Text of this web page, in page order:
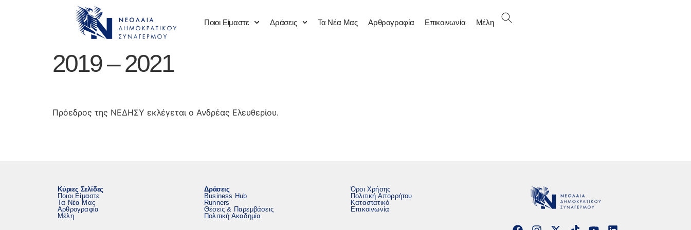
Ποιοι Είμαστε Δράσεις Τα Νέα Μας Αρθρογραφία Επικοινωνία Μέλη
2019 – 2021
Πρόεδρος της ΝΕΔΗΣΥ εκλέγεται ο Ανδρέας Ελευθερίου.
Κύριες Σελίδες
Ποιοι Είμαστε
Τα Νέα Μας
Αρθρογραφία
Μέλη
Δράσεις
Business Hub
Runners
Θέσεις & Παρεμβάσεις
Πολιτική Ακαδημία
Όροι Χρήσης
Πολιτική Απορρήτου
Καταστατικό
Επικοινωνία